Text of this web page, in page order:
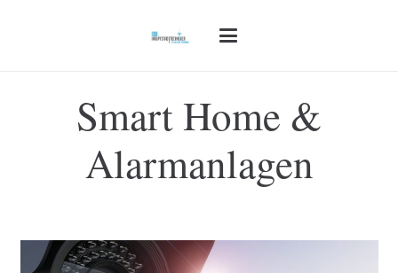
Smart Home &
Alarmanlagen